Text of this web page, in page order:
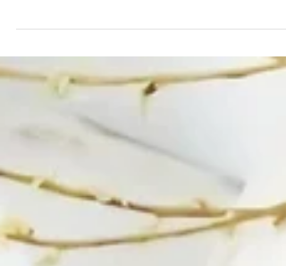
La loi d'évolution
Nous venons d'entrer dans l'ère du Verseau,
selon l'astrologie. Que l'on croie ou non à cette
il est évident que de plus en plus de personnes
prennent conscience de la dimension
énergétique des choses. Il me semble que, pour
la plupart d'entre nous, il est maintenant
possible d'aborder nos expériences de vie sous